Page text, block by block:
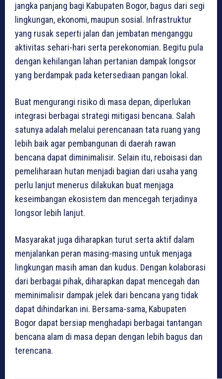
jangka panjang bagi Kabupaten Bogor, bagus dari segi
lingkungan, ekonomi, maupun sosial. Infrastruktur
yang rusak seperti jalan dan jembatan menganggu
aktivitas sehari-hari serta perekonomian. Begitu pula
dengan kehilangan lahan pertanian dampak longsor
yang berdampak pada ketersediaan pangan lokal.
Buat mengurangi risiko di masa depan, diperlukan
integrasi berbagai strategi mitigasi bencana. Salah
satunya adalah melalui perencanaan tata ruang yang
lebih baik agar pembangunan di daerah rawan
bencana dapat diminimalisir. Selain itu, reboisasi dan
pemeliharaan hutan menjadi bagian dari usaha yang
perlu lanjut menerus dilakukan buat menjaga
keseimbangan ekosistem dan mencegah terjadinya
longsor lebih lanjut.
Masyarakat juga diharapkan turut serta aktif dalam
menjalankan peran masing-masing untuk menjaga
lingkungan masih aman dan kudus. Dengan kolaborasi
dari berbagai pihak, diharapkan dapat mencegah dan
meminimalisir dampak jelek dari bencana yang tidak
dapat dihindarkan ini. Bersama-sama, Kabupaten
Bogor dapat bersiap menghadapi berbagai tantangan
bencana alam di masa depan dengan lebih bagus dan
terencana.